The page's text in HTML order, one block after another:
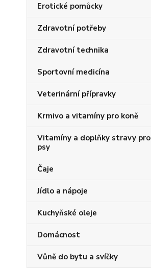
Erotické pomůcky
Zdravotní potřeby
Zdravotní technika
Sportovní medicína
Veterinární přípravky
Krmivo a vitamíny pro koně
Vitamíny a doplňky stravy pro
psy
Čaje
Jídlo a nápoje
Kuchyňské oleje
Domácnost
Vůně do bytu a svíčky